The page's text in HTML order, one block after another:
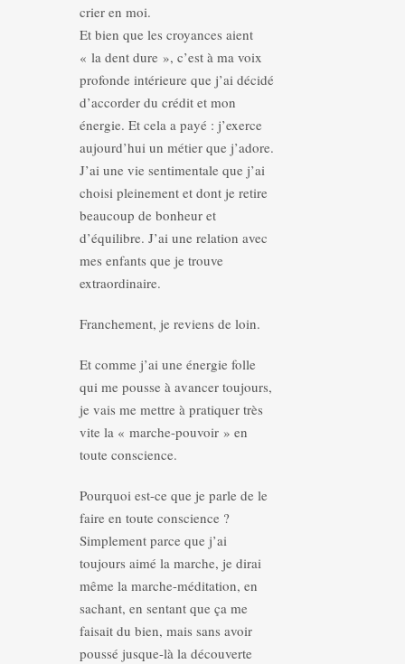
crier en moi.
Et bien que les croyances aient
« la dent dure », c’est à ma voix
profonde intérieure que j’ai décidé
d’accorder du crédit et mon
énergie. Et cela a payé : j’exerce
aujourd’hui un métier que j’adore.
J’ai une vie sentimentale que j’ai
choisi pleinement et dont je retire
beaucoup de bonheur et
d’équilibre. J’ai une relation avec
mes enfants que je trouve
extraordinaire.
Franchement, je reviens de loin.
Et comme j’ai une énergie folle
qui me pousse à avancer toujours,
je vais me mettre à pratiquer très
vite la « marche-pouvoir » en
toute conscience.
Pourquoi est-ce que je parle de le
faire en toute conscience ?
Simplement parce que j’ai
toujours aimé la marche, je dirai
même la marche-méditation, en
sachant, en sentant que ça me
faisait du bien, mais sans avoir
poussé jusque-là la découverte